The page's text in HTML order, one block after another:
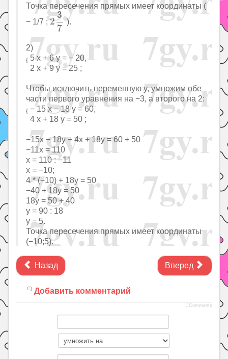
Точка пересечения прямых имеет координаты (
− 1/7 ;2
3
7
237
).
2)
{ 5 x + 6 y = − 20,
2 x + 9 y = 25 ;
Чтобы исключить переменную y, умножим обе
части первого уравнения на −3, а второго на 2:
{ − 15 x − 18 y = 60,
4 x + 18 y = 50 ;
−15x − 18y + 4x + 18y = 60 + 50
−11x = 110
x = 110 : −11
x = −10;
4 * (−10) + 18y = 50
−40 + 18y = 50
18y = 50 + 40
y = 90 : 18
y = 5.
Точка пересечения прямых имеет координаты
(−10;5).
Назад Вперед
Добавить комментарий
JComments